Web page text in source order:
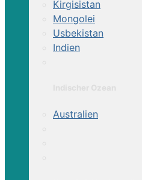
Kirgisistan
Mongolei
Usbekistan
Indien
Australien